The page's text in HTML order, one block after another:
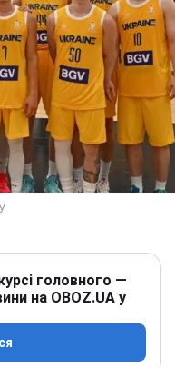
головного —
на OBOZ.UA у